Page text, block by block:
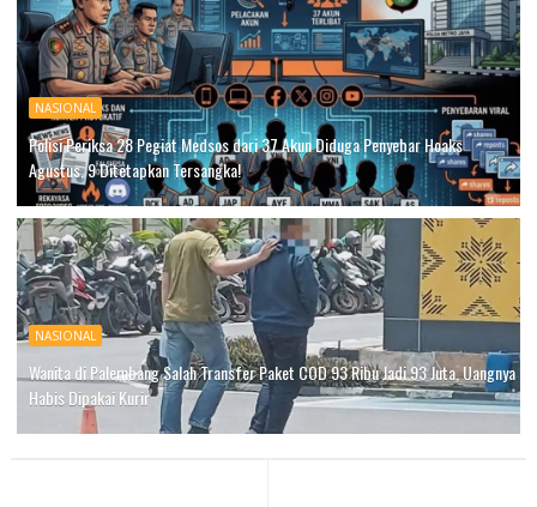
NASIONAL
Polisi Periksa 28 Pegiat Medsos dari 37 Akun Diduga Penyebar Hoaks
Agustus, 9 Ditetapkan Tersangka!
NASIONAL
Wanita di Palembang Salah Transfer Paket COD 93 Ribu Jadi 93 Juta, Uangnya
Habis Dipakai Kurir